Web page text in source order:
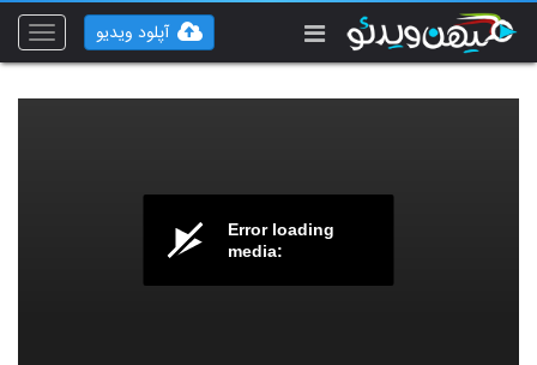
Toggle
آپلود ویدیو
Error loading
media: